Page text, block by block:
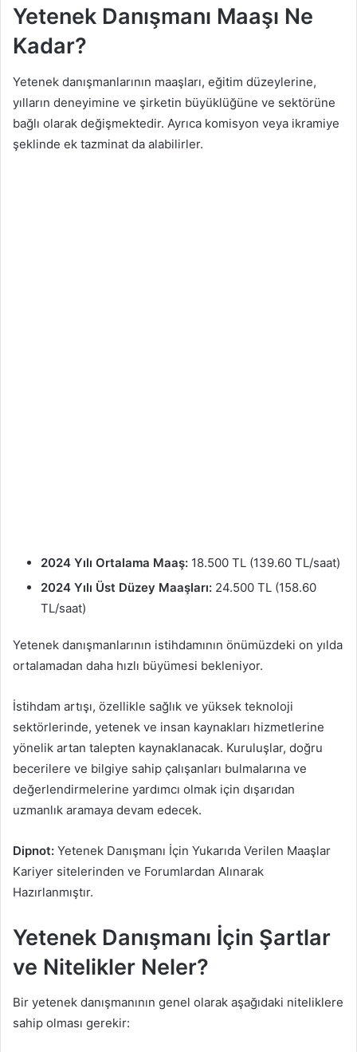
Yetenek Danışmanı Maaşı Ne
Kadar?
Yetenek danışmanlarının maaşları, eğitim düzeylerine,
yılların deneyimine ve şirketin büyüklüğüne ve sektörüne
bağlı olarak değişmektedir. Ayrıca komisyon veya ikramiye
şeklinde ek tazminat da alabilirler.
2024 Yılı Ortalama Maaş: 18.500 TL (139.60 TL/saat)
2024 Yılı Üst Düzey Maaşları: 24.500 TL (158.60
TL/saat)
Yetenek danışmanlarının istihdamının önümüzdeki on yılda
ortalamadan daha hızlı büyümesi bekleniyor.
İstihdam artışı, özellikle sağlık ve yüksek teknoloji
sektörlerinde, yetenek ve insan kaynakları hizmetlerine
yönelik artan talepten kaynaklanacak. Kuruluşlar, doğru
becerilere ve bilgiye sahip çalışanları bulmalarına ve
değerlendirmelerine yardımcı olmak için dışarıdan
uzmanlık aramaya devam edecek.
Dipnot: Yetenek Danışmanı İçin Yukarıda Verilen Maaşlar
Kariyer sitelerinden ve Forumlardan Alınarak
Hazırlanmıştır.
Yetenek Danışmanı İçin Şartlar
ve Nitelikler Neler?
Bir yetenek danışmanının genel olarak aşağıdaki niteliklere
sahip olması gerekir: